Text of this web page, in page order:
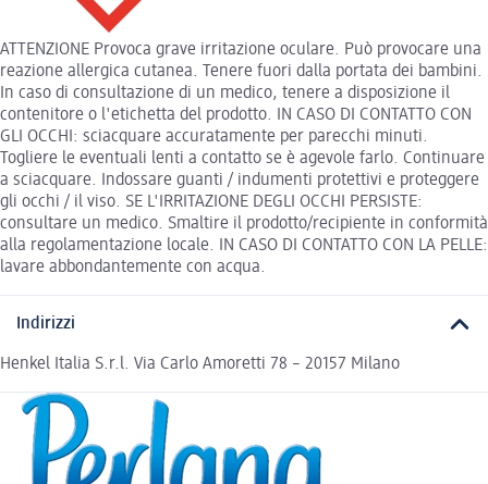
ATTENZIONE Provoca grave irritazione oculare. Può provocare una
reazione allergica cutanea. Tenere fuori dalla portata dei bambini.
In caso di consultazione di un medico, tenere a disposizione il
contenitore o l'etichetta del prodotto. IN CASO DI CONTATTO CON
GLI OCCHI: sciacquare accuratamente per parecchi minuti.
Togliere le eventuali lenti a contatto se è agevole farlo. Continuare
a sciacquare. Indossare guanti / indumenti protettivi e proteggere
gli occhi / il viso. SE L'IRRITAZIONE DEGLI OCCHI PERSISTE:
consultare un medico. Smaltire il prodotto/recipiente in conformità
alla regolamentazione locale. IN CASO DI CONTATTO CON LA PELLE:
lavare abbondantemente con acqua.
Indirizzi
Henkel Italia S.r.l. Via Carlo Amoretti 78 – 20157 Milano